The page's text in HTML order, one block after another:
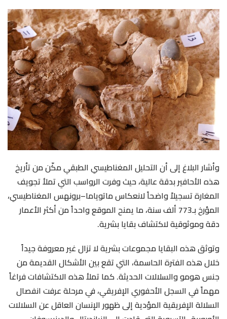
وأشار البلاغ إلى أن التحليل المغناطيسي الطبقي مكّن من تأريخ
هذه الأحافير بدقة عالية، حيث وفرت الرواسب التي تملأ تجويف
المغارة تسجيلاً واضحاً لانعكاس ماتوياما–برونهس المغناطيسي،
المؤرخ بـ773 ألف سنة، ما يمنح الموقع واحداً من أكثر الأعمار
دقة وموثوقية لاكتشاف بقايا بشرية.
وتوثق هذه البقايا مجموعات بشرية لا تزال غير معروفة جيداً
خلال هذه الفترة الحاسمة، التي تقع بين الأشكال القديمة من
جنس هومو والسلالات الحديثة. كما تملأ هذه الاكتشافات فراغاً
مهماً في السجل الأحفوري الإفريقي، في مرحلة عرفت انفصال
السلالة الإفريقية المؤدية إلى ظهور الإنسان العاقل عن السلالات